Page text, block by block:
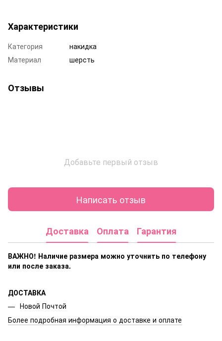
Характеристики
Категория
накидка
Материал
шерсть
Отзывы
Добавьте первый отзыв
Написать отзыв
Доставка Оплата Гарантия
ВАЖНО! Наличие размера можно уточнить по телефону
или после заказа.
ДОСТАВКА
Новой Почтой
Более подробная информация о доставке и оплате